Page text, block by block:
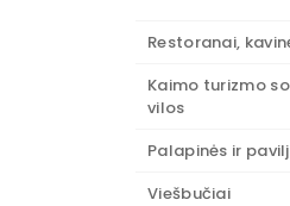
Restoranai,
Kaimo turizmo
vilos
Palapinės ir
Viešbučiai